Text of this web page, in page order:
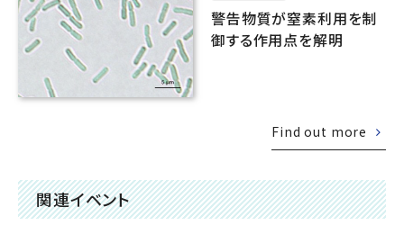
警告物質が窒素利用を制
御する作用点を解明
Find out more
関連イベント